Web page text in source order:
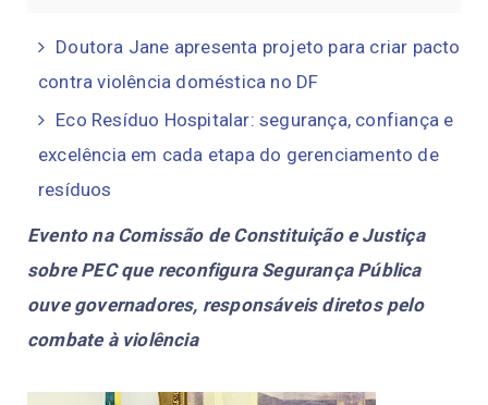
Doutora Jane apresenta projeto para criar pacto
contra violência doméstica no DF
Eco Resíduo Hospitalar: segurança, confiança e
excelência em cada etapa do gerenciamento de
resíduos
Evento na Comissão de Constituição e Justiça
sobre PEC que reconfigura Segurança Pública
ouve governadores, responsáveis diretos pelo
combate à violência